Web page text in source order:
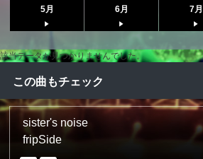
5月 6月 7月
該当データが見つかりませんでした。
この曲もチェック
sister's noise
fripSide